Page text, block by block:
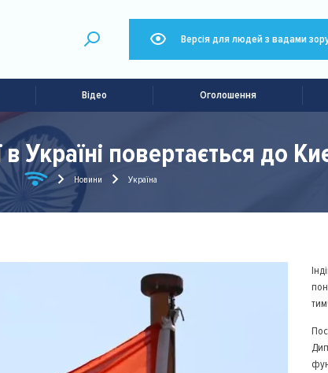
Версія для людей з вадами
Відео Оголошення
в Україні повертається до
Новини Україна